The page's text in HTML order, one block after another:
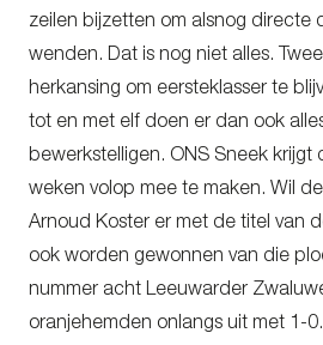
zeilen bijzetten om alsnog directe
wenden. Dat is nog niet alles.
herkansing om eersteklasser te
tot en met elf doen er dan ook
bewerkstelligen. ONS Sneek krijgt
weken volop mee te maken. Wil
Arnoud Koster er met de titel van
ook worden gewonnen van die
nummer acht Leeuwarder
oranjehemden onlangs uit met 1-0.